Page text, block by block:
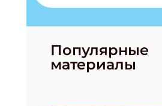
Популярные
материалы